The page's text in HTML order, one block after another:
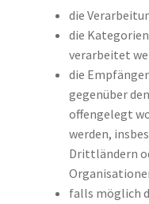
die
die
verarbeitet
die
gegenüber
offengelegt
werden,
Drittländern
falls möglich